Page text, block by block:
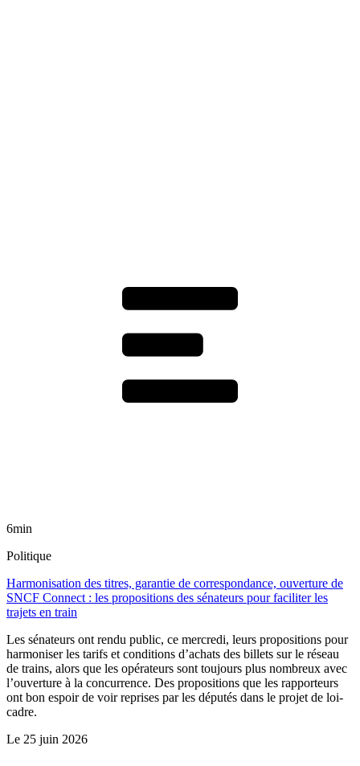
6min
Politique
Harmonisation des titres, garantie de correspondance, ouverture de
SNCF Connect : les propositions des sénateurs pour faciliter les
trajets en train
Les sénateurs ont rendu public, ce mercredi, leurs propositions pour
harmoniser les tarifs et conditions d’achats des billets sur le réseau
de trains, alors que les opérateurs sont toujours plus nombreux avec
l’ouverture à la concurrence. Des propositions que les rapporteurs
ont bon espoir de voir reprises par les députés dans le projet de loi-
cadre.
Le 25 juin 2026